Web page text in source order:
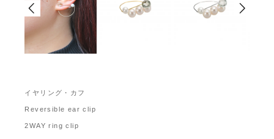
イヤリング・カフ
Reversible ear clip
2WAY ring clip